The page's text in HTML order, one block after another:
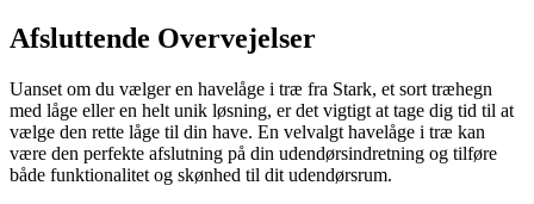
Afsluttende Overvejelser
Uanset om du vælger en havelåge i træ fra Stark, et sort træhegn
med låge eller en helt unik løsning, er det vigtigt at tage dig tid til at
vælge den rette låge til din have. En velvalgt havelåge i træ kan
være den perfekte afslutning på din udendørsindretning og tilføre
både funktionalitet og skønhed til dit udendørsrum.